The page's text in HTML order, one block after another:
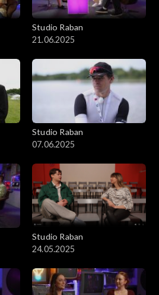
Studio Raban
21.06.2025
Studio Raban
07.06.2025
Studio Raban
24.05.2025